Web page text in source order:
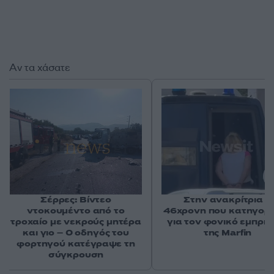
Αν τα χάσατε
Σέρρες: Βίντεο
ντοκουμέντο από το
τροχαίο με νεκρούς μητέρα
και γιο – Ο οδηγός του
φορτηγού κατέγραψε τη
σύγκρουση
Στην ανακρίτρια η
46χρονη που
για τον φονικό
της Marfin